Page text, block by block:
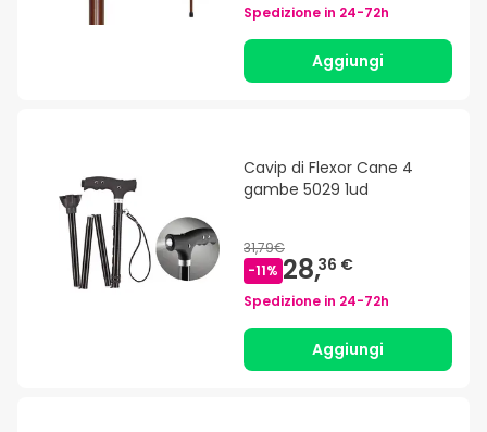
Spedizione in 24-72h
Aggiungi
Cavip di Flexor Cane 4
gambe 5029 1ud
31,79€
-11% 28,36 €
Spedizione in 24-72h
Aggiungi